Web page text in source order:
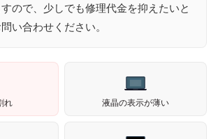
ので、少しでも修理代金を抑えたいと
い合わせください。
れ 液晶の表示が薄い